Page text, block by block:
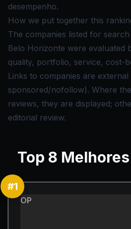
desempenho.
How we put together this
The companies listed for
Belo Horizonte were evaluated
quality, portfolio, service, cost-
Links to companies are external
sponsored/nofollow). Where
reviews, they are displayed;
editorial review.
Top 8
#1
OP